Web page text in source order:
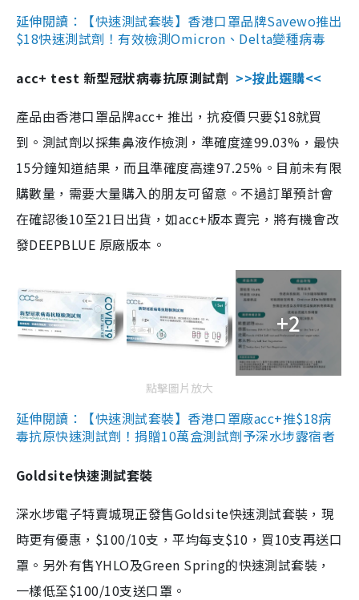
延伸閱讀：【快速測試套裝】香港口罩品牌Savewo推出
$18快速測試劑！有效檢測Omicron、Delta變種病毒
acc+ test 新型冠狀病毒抗原測試劑 >>按此選購<<
產品由香港口罩品牌acc+ 推出，抗疫價只要$18就買
到。測試劑以採集鼻液作檢測，準確度達99.03%，最快
15分鐘知道結果，而且準確度高達97.25%。目前未有限
購數量，需要大量購入的朋友可留意。不過訂單預計會
在確認後10至21日出貨，如acc+版本賣完，將有機會改
發DEEPBLUE 原廠版本。
+2
點擊圖片放大
延伸閱讀：【快速測試套裝】香港口罩廠acc+推$18病
毒抗原快速測試劑！捐贈10萬盒測試劑予深水埗露宿者
Goldsite快速測試套裝
深水埗電子特賣城現正發售Goldsite快速測試套裝，現
時更有優惠，$100/10支，平均每支$10，買10支再送口
罩。另外有售YHLO及Green Spring的快速測試套裝，
一樣低至$100/10支送口罩。